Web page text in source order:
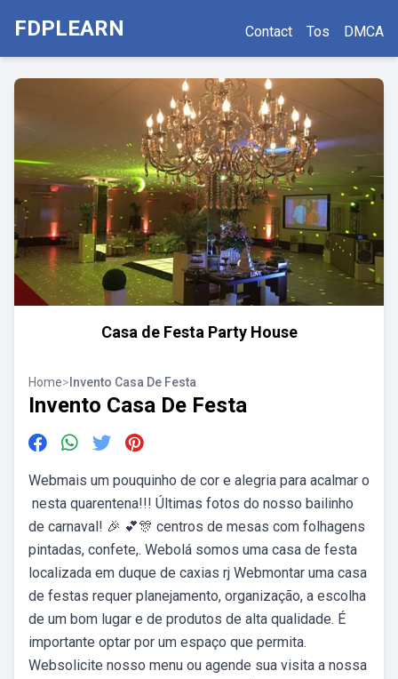
FDPLEARN Contact Tos DMCA
Casa de Festa Party House
Home> Invento Casa De Festa
Invento Casa De Festa
Webmais um pouquinho de cor e alegria para acalmar o
️ nesta quarentena!!! Últimas fotos do nosso bailinho
de carnaval! 🎉 💕🎊 centros de mesas com folhagens
pintadas, confete,. Webolá somos uma casa de festa
localizada em duque de caxias rj Webmontar uma casa
de festas requer planejamento, organização, a escolha
de um bom lugar e de produtos de alta qualidade. É
importante optar por um espaço que permita.
Websolicite nosso menu ou agende sua visita a nossa